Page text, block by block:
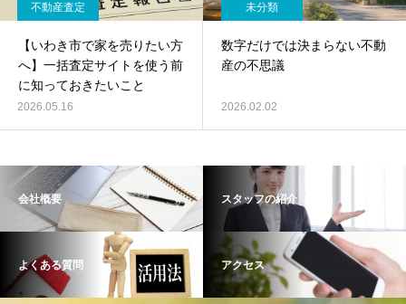
不動産査定
【いわき市で家を売りたい方
へ】一括査定サイトを使う前
に知っておきたいこと
2026.05.16
未分類
数字だけでは決まらない不動
産の不思議
2026.02.02
会社概要 スタッフの紹介
よくある質問 アクセス